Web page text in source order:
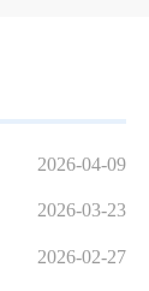
2026-04-09
2026-03-23
2026-02-27